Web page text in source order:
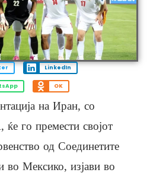
LinkedIn
OK
на Иран, со
го премести својот
од Соединетите
Мексико, изјави во